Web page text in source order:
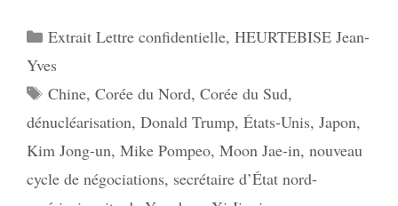
Catégories
Extrait Lettre confidentielle, HEURTEBISE Jean-
Yves
Étiquettes
Chine, Corée du Nord, Corée du Sud,
dénucléarisation, Donald Trump, États-Unis, Japon,
Kim Jong-un, Mike Pompeo, Moon Jae-in, nouveau
cycle de négociations, secrétaire d’État nord-